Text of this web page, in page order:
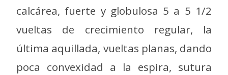
calcárea, fuerte y globulosa 5 a 5 1/2
vueltas de crecimiento regular, la
última aquillada, vueltas planas, dando
poca convexidad a la espira, sutura